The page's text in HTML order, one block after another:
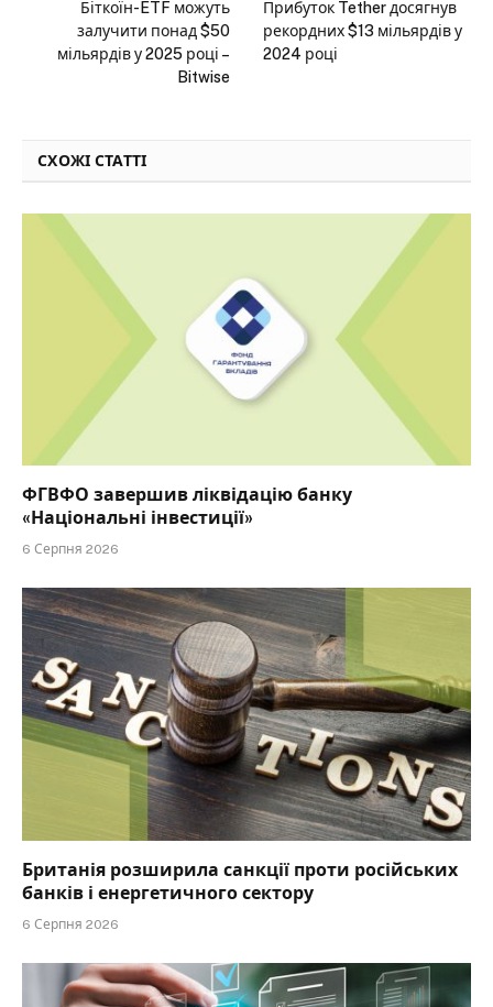
Біткоїн-ETF можуть
залучити понад $50
мільярдів у 2025 році –
Bitwise
Прибуток Tether досягнув
рекордних $13 мільярдів у
2024 році
СХОЖІ СТАТТІ
ФГВФО завершив ліквідацію банку
«Національні інвестиції»
6 Серпня 2026
Британія розширила санкції проти російських
банків і енергетичного сектору
6 Серпня 2026